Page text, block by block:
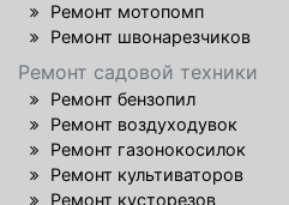
Ремонт мотопомп
Ремонт швонарезчиков
Ремонт садовой техники
Ремонт бензопил
Ремонт воздуходувок
Ремонт газонокосилок
Ремонт культиваторов
Ремонт кусторезов